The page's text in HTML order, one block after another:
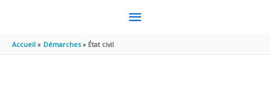
MENU
Accueil Démarches État civil